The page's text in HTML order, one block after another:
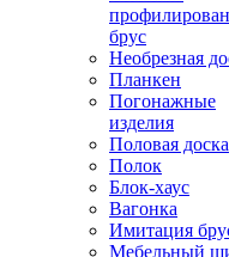
брус
Необрезная
Планкен
Погонажные
изделия
Половая доска
Полок
Блок-хаус
Вагонка
Имитация
Мебельный